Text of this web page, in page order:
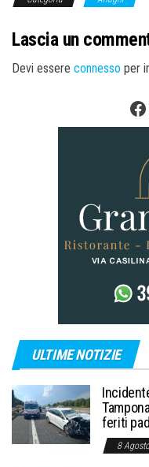
Lascia un
Devi essere connesso per
ULTIME NOTIZIE
feriti
8